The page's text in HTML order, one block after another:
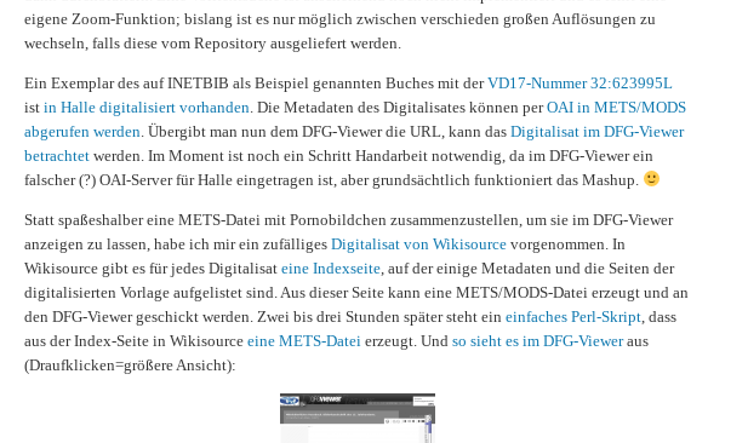
eigene Zoom-Funktion; bislang ist es nur möglich zwischen verschieden großen Auflösungen zu
wechseln, falls diese vom Repository ausgeliefert werden.
Ein Exemplar des auf INETBIB als Beispiel genannten Buches mit derVD17-Nummer 32:623995L
ist in Halle digitalisiert vorhanden. Die Metadaten des Digitalisates können perOAI in METS/MODS
abgerufen werden. Übergibt man nun dem DFG-Viewer die URL, kann das Digitalisat im DFG-Viewer
betrachtet werden. Im Moment ist noch ein Schritt Handarbeit notwendig, da im DFG-Viewer ein
falscher (?) OAI-Server für Halle eingetragen ist, aber grundsächtlich funktioniert das Mashup.
Statt spaßeshalber eine METS-Datei mit Pornobildchen zusammenzustellen, um sie im DFG-Viewer
anzeigen zu lassen, habe ich mir ein zufälliges Digitalisat von Wikisource vorgenommen. In
Wikisource gibt es für jedes Digitalisat eine Indexseite, auf der einige Metadaten und die Seiten der
digitalisierten Vorlage aufgelistet sind. Aus dieser Seite kann eine METS/MODS-Datei erzeugt und an
den DFG-Viewer geschickt werden. Zwei bis drei Stunden später steht ein einfaches Perl-Skript, dass
aus der Index-Seite in Wikisource eine METS-Datei erzeugt. Und so sieht es im DFG-Vieweraus
(Draufklicken=größere Ansicht):